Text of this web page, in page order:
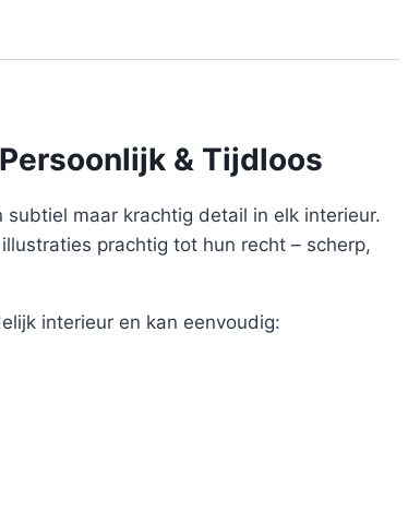
& Tijdloos
maar krachtig detail in elk interieur.
prachtig tot hun recht – scherp,
interieur en kan eenvoudig: